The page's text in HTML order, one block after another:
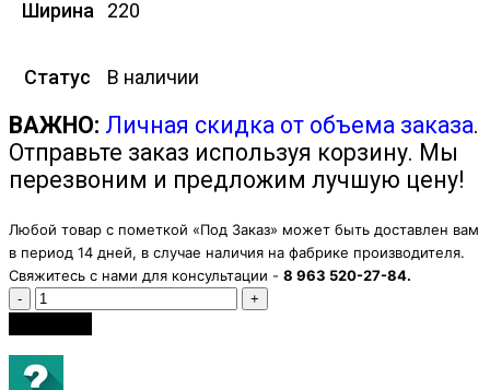
Ширина 220
Статус В наличии
ВАЖНО: Личная скидка от объема заказа.
Отправьте заказ используя корзину. Мы
перезвоним и предложим лучшую цену!
Любой товар с пометкой «Под Заказ» может быть доставлен вам
в период 14 дней, в случае наличия на фабрике производителя.
Свяжитесь с нами для консультации - 8 963 520-27-84.
Количество